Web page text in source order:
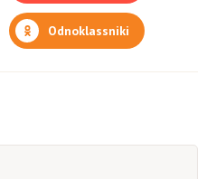
Odnoklassniki